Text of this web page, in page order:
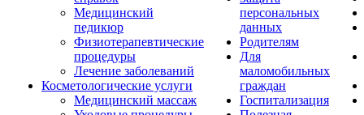
Медицинский
педикюр
Физиотерапевтические
процедуры
Лечение заболеваний
Косметологические услуги
Медицинский массаж
персональных
данных
Родителям
Для
маломобильных
граждан
Госпитализация